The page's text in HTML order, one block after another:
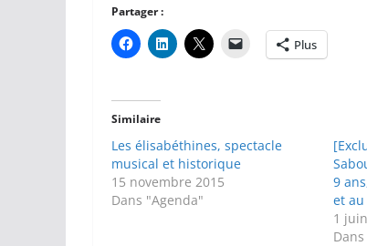
Partager :
Plus
Similaire
Les élisabéthines, spectacle
musical et historique
15 novembre 2015
Dans "Agenda"
9
et
1